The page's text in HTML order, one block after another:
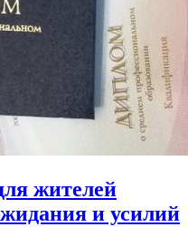
жителей
и усилий